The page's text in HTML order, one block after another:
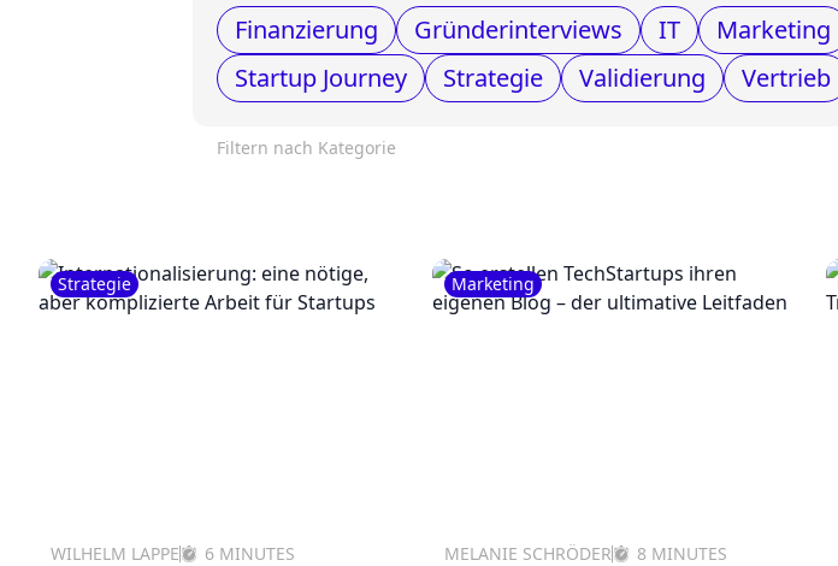
Finanzierung Gründerinterviews IT Marketing
Startup Journey
Strategie Validierung Vertrieb
Filtern nach Kategorie
Strategie
WILHELM LAPPE 6 MINUTES
Marketing
MELANIE SCHRÖDER 8 MINUTES